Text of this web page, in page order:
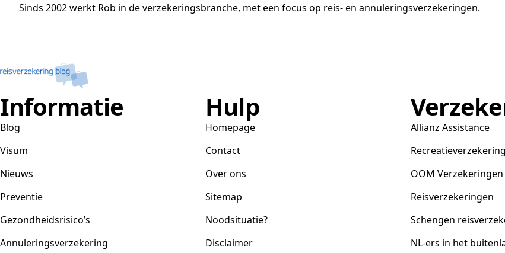
Sinds 2002 werkt Rob in de verzekeringsbranche, met een focus op reis- en annuleringsverzekeringen.
Informatie
Blog
Visum
Nieuws
Preventie
Gezondheidsrisico’s
Annuleringsverzekering
Hulp
Homepage
Contact
Over ons
Sitemap
Noodsituatie?
Disclaimer
Allianz Assistance
OOM Verzekeringen
Reisverzekeringen
Schengen
NL-ers in het